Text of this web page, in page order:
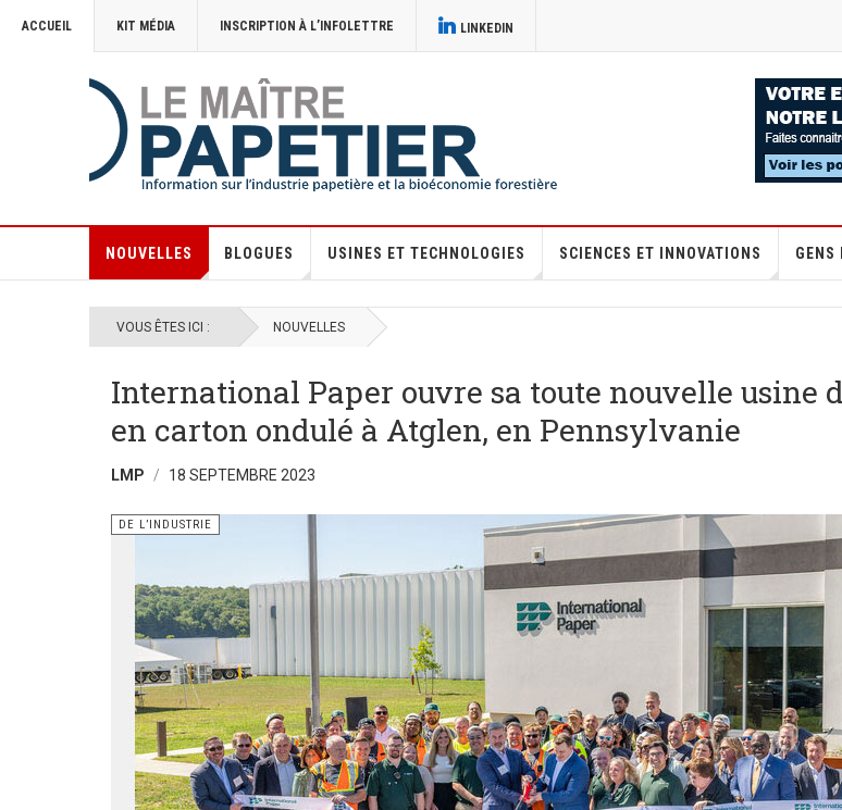
ACCUEIL KIT MÉDIA INSCRIPTION À L’INFOLETTRE LINKEDIN
NOUVELLES BLOGUES USINES ET TECHNOLOGIES SCIENCES ET INNOVATIONS GENS
VOUS ÊTES ICI : NOUVELLES
International Paper ouvre sa toute nouvelle usine
en carton ondulé à Atglen, en Pennsylvanie
LMP 18 SEPTEMBRE 2023
DE L’INDUSTRIE